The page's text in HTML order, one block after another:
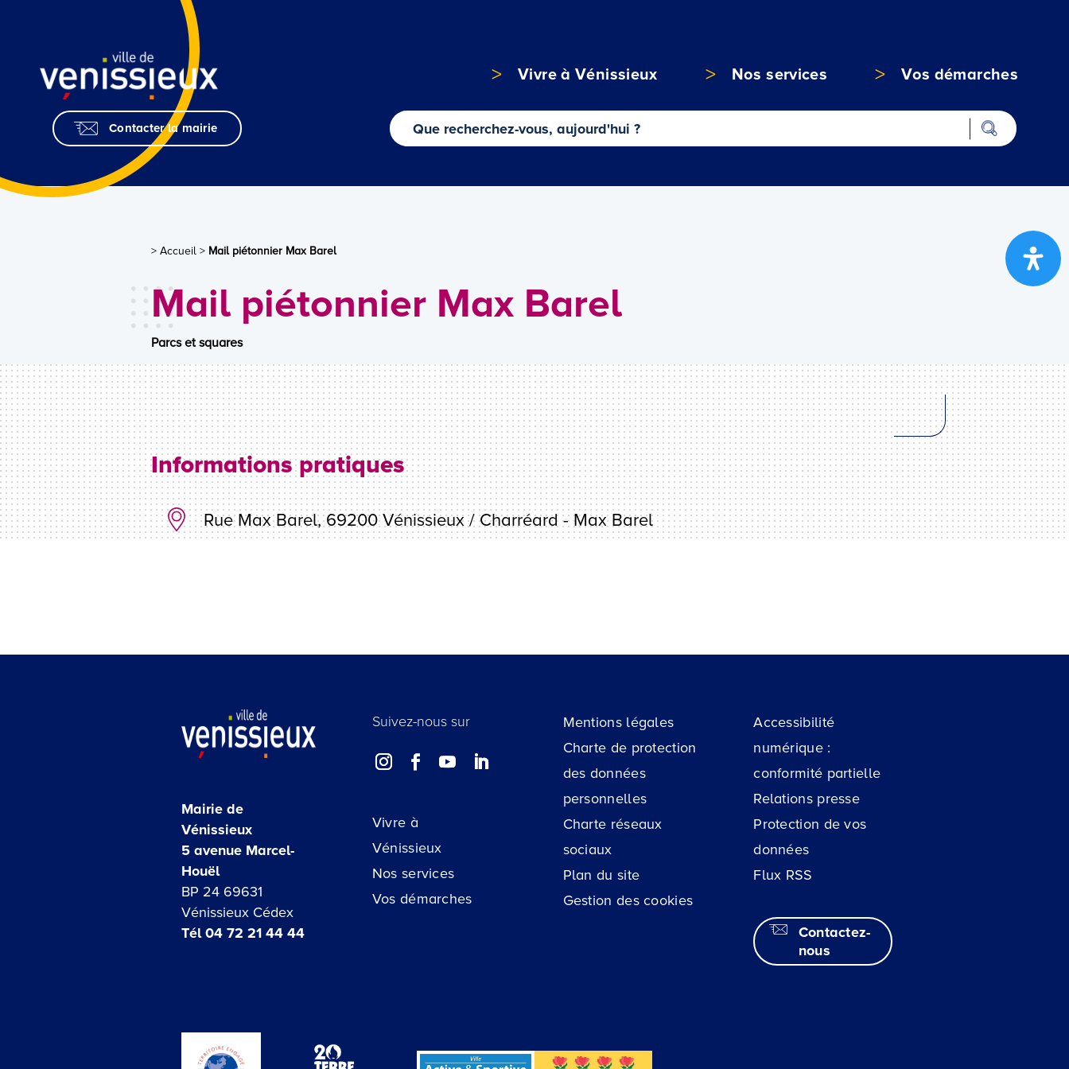
Vivre à Vénissieux Nos services Vos démarches
Contacter la mairie
> Accueil > Mail piétonnier Max Barel
Mail piétonnier Max Barel
Parcs et squares
Informations pratiques
Rue Max Barel, 69200 Vénissieux / Charréard - Max Barel
Mairie de
Vénissieux
5 avenue Marcel-
Houël
BP 24 69631
Vénissieux Cédex
Tél 04 72 21 44 44
Suivez-nous sur
Vivre à
Vénissieux
Nos services
Vos démarches
Mentions légales
Charte de protection
des données
personnelles
Charte réseaux
sociaux
Plan du site
Gestion des cookies
Accessibilité
numérique :
conformité partielle
Relations presse
Protection de vos
données
Flux RSS
Contactez-
nous